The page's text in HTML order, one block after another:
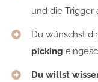
und die Trigger
Du wünschst
picking
Du willst